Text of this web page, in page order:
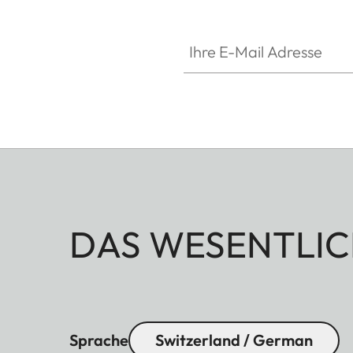
DAS
Sprache Switzerland / German